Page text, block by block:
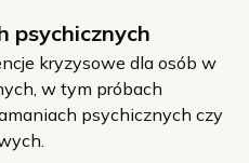
psychicznych
kryzysowe dla osób w
w tym próbach
psychicznych czy